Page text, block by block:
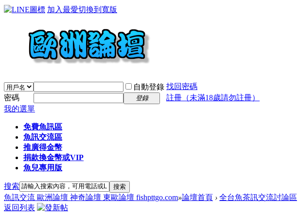
加入最愛切換到寬版
自動登錄 找回密碼
密碼
登錄
註冊（未滿18歲請勿註冊）
我的選單
免費魚訊區
魚訊交流區
推廣得金幣
捐款換金幣或VIP
魚兒專用版
搜索 搜索
魚訊交流 歐洲論壇 神奇論壇 東歐論壇 fishpttgo.com»論壇首頁 › 全台魚茶訊交流討論區
返回列表